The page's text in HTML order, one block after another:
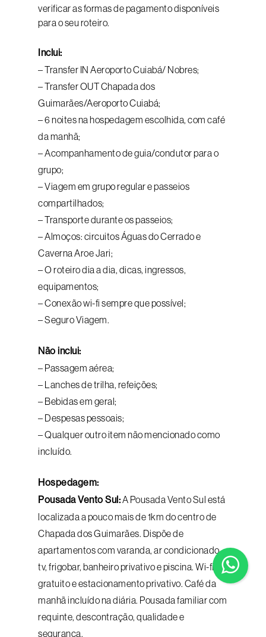
verificar as formas de pagamento disponíveis
para o seu roteiro.
Inclui:
– Transfer IN Aeroporto Cuiabá/ Nobres;
– Transfer OUT Chapada dos
Guimarães/Aeroporto Cuiabá;
– 6 noites na hospedagem escolhida, com café
da manhã;
– Acompanhamento de guia/condutor para o
grupo;
– Viagem em grupo regular e passeios
compartilhados;
– Transporte durante os passeios;
– Almoços: circuitos Águas do Cerrado e
Caverna Aroe Jari;
– O roteiro dia a dia, dicas, ingressos,
equipamentos;
– Conexão wi-fi sempre que possível;
– Seguro Viagem.
Não inclui:
– Passagem aérea;
– Lanches de trilha, refeições;
– Bebidas em geral;
– Despesas pessoais;
– Qualquer outro item não mencionado como
incluído.
Hospedagem:
Pousada Vento Sul:A Pousada Vento Sul está
localizada a pouco mais de 1km do centro de
Chapada dos Guimarães. Dispõe de
apartamentos com varanda, ar condicionado,
tv, frigobar, banheiro privativo e piscina. Wi-fi
gratuito e estacionamento privativo. Café da
manhã incluído na diária. Pousada familiar com
requinte, descontração, qualidade e
segurança.